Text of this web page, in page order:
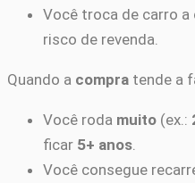
Você troca de carro a
risco de revenda.
Quando a compra tende a
Você roda muito (ex.:
ficar 5+ anos.
Você consegue